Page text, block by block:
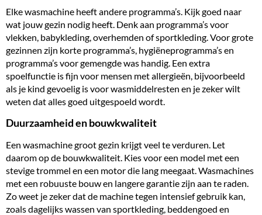
Elke wasmachine heeft andere programma’s. Kijk goed naar
wat jouw gezin nodig heeft. Denk aan programma’s voor
vlekken, babykleding, overhemden of sportkleding. Voor grote
gezinnen zijn korte programma’s, hygiëneprogramma’s en
programma’s voor gemengde was handig. Een extra
spoelfunctie is fijn voor mensen met allergieën, bijvoorbeeld
als je kind gevoelig is voor wasmiddelresten en je zeker wilt
weten dat alles goed uitgespoeld wordt.
Duurzaamheid en bouwkwaliteit
Een wasmachine groot gezin krijgt veel te verduren. Let
daarom op de bouwkwaliteit. Kies voor een model met een
stevige trommel en een motor die lang meegaat. Wasmachines
met een robuuste bouw en langere garantie zijn aan te raden.
Zo weet je zeker dat de machine tegen intensief gebruik kan,
zoals dagelijks wassen van sportkleding, beddengoed en